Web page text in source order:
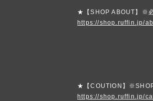
★【SHOP ABOUT】※
https://shop.ruffin.jp/
★【COUTION】※SHOP
https://shop.ruffin.jp/